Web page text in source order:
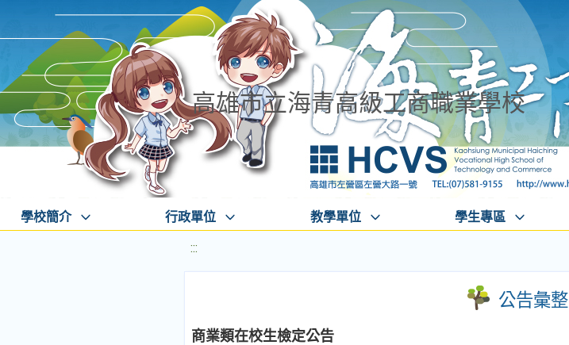
高雄市立海青高級工商職業學校
學校簡介 行政單位 教學單位 學生專區
:::
公告彙整
商業類在校生檢定公告